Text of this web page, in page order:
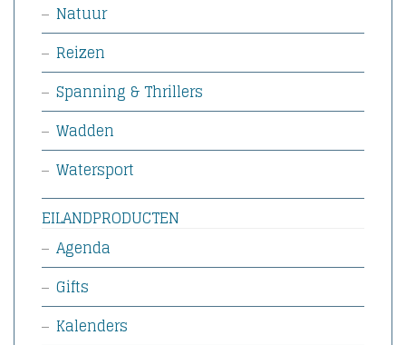
Natuur
Reizen
Spanning & Thrillers
Wadden
Watersport
EILANDPRODUCTEN
Agenda
Gifts
Kalenders